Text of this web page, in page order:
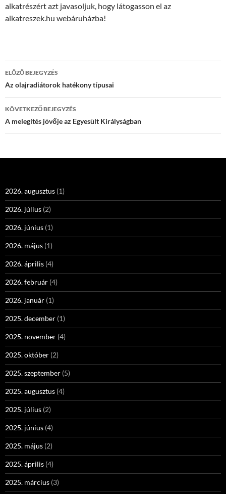
alkatrészért azt javasoljuk, hogy látogasson el az
alkatreszek.hu webáruházba!
Bejegyzés
navigáció
ELŐZŐ BEJEGYZÉS
Az olajradiátorok hatékony típusai
KÖVETKEZŐ BEJEGYZÉS
A melegítés jövője az Egyesült Királyságban
2026. augusztus (1)
2026. július (2)
2026. június (1)
2026. május (1)
2026. április (4)
2026. február (4)
2026. január (1)
2025. december (1)
2025. november (4)
2025. október (2)
2025. szeptember (5)
2025. augusztus (4)
2025. július (2)
2025. június (4)
2025. május (2)
2025. április (4)
2025. március (3)